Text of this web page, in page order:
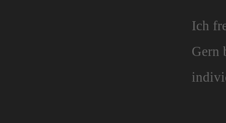
Ich
Gern